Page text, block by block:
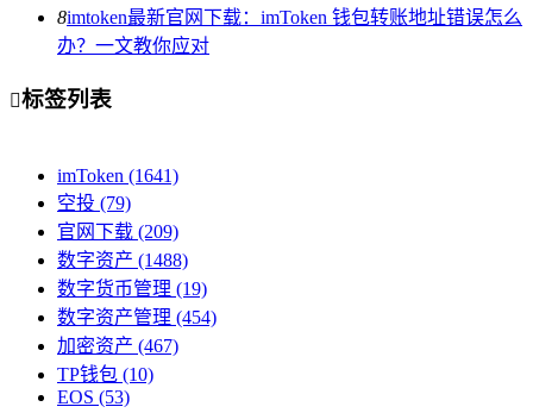
8imtoken最新官网下载：imToken 钱包转账地址错误怎么
办？一文教你应对
标签列表
imToken (1641)
空投 (79)
官网下载 (209)
数字资产 (1488)
数字货币管理 (19)
数字资产管理 (454)
加密资产 (467)
TP钱包 (10)
EOS (53)